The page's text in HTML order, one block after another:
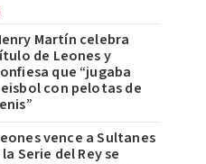
Martín celebra
de Leones y
que “jugaba
con pelotas de
vence a Sultanes
la Serie del Rey se